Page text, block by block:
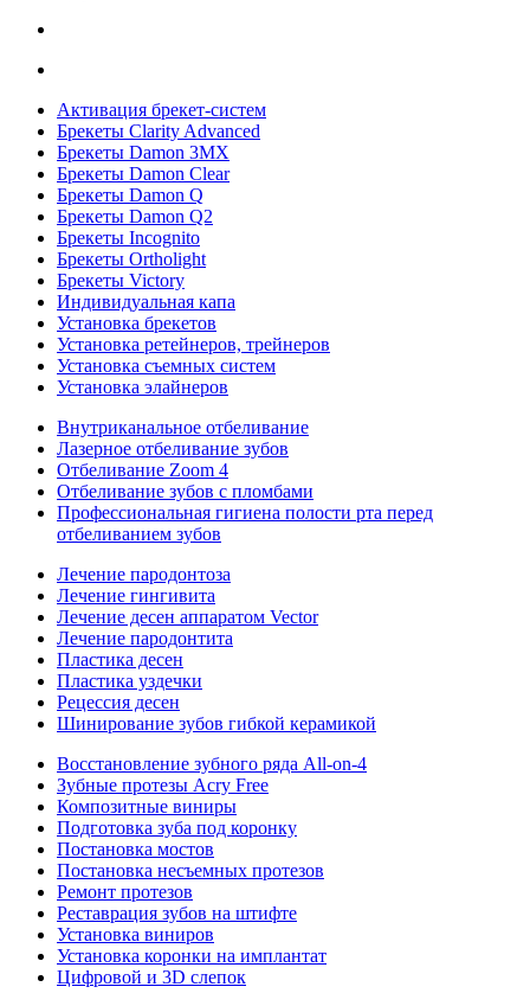
Активация брекет-систем
Брекеты Clarity Advanced
Брекеты Damon 3MX
Брекеты Damon Clear
Брекеты Damon Q
Брекеты Damon Q2
Брекеты Incognito
Брекеты Ortholight
Брекеты Victory
Индивидуальная капа
Установка брекетов
Установка ретейнеров, трейнеров
Установка съемных систем
Установка элайнеров
Внутриканальное отбеливание
Лазерное отбеливание зубов
Отбеливание Zoom 4
Отбеливание зубов с пломбами
Профессиональная гигиена полости рта перед
отбеливанием зубов
Лечение пародонтоза
Лечение гингивита
Лечение десен аппаратом Vector
Лечение пародонтита
Пластика десен
Пластика уздечки
Рецессия десен
Шинирование зубов гибкой керамикой
Восстановление зубного ряда All‑on‑4
Зубные протезы Acry Free
Композитные виниры
Подготовка зуба под коронку
Постановка мостов
Постановка несъемных протезов
Ремонт протезов
Реставрация зубов на штифте
Установка виниров
Установка коронки на имплантат
Цифровой и 3D слепок